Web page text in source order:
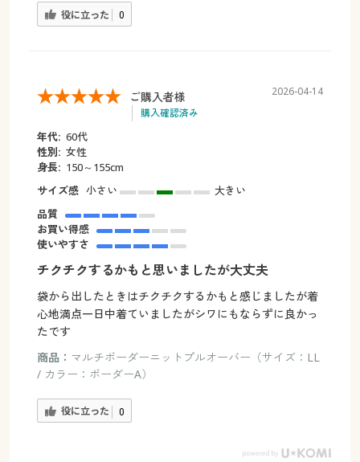
役に立った 0
ご購入者様
購入確認済み
2026-04-14
年代: 60代
性別: 女性
身長: 150～155cm
サイズ感 小さい
大きい
品質
お買い得感
使いやすさ
チクチクするかもと思いましたが大丈夫
袋から出したときはチクチクするかもと感じましたが着
心地満点一日中着ていましたがシワにもならずに良かっ
たです
商品： マルチボーダーニットプルオーバー（サイズ：LL
/ カラー：ボーダーA）
役に立った 0